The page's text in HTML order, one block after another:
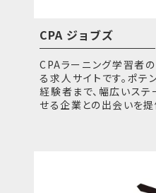
CPA ジョブズ
CPAラーニング学習者
る求人サイトです。ポ
経験者まで、幅広いス
せる企業との出会いを提